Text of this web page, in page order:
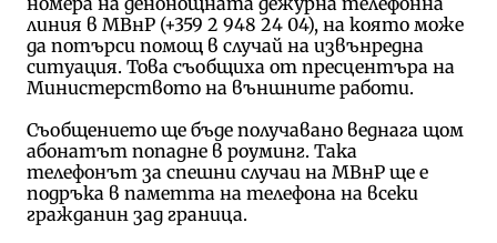
линия в МВнР (+359 2 948 24 04), на която може
да потърси помощ в случай на извънредна
ситуация. Това съобщиха от пресцентъра на
Министерството на външните работи.
Съобщението ще бъде получавано веднага щом
абонатът попадне в роуминг. Така
телефонът за спешни случаи на МВнР ще е
подръка в паметта на телефона на всеки
гражданин зад граница.